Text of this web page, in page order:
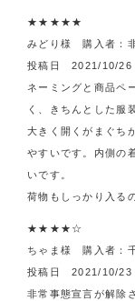
★★★★★
みどり様 購入者：
投稿日 2021/10/26
ネーミングと商品ペ
く、きちんとした服
大きく開くがまぐち
やすいです。内側の
いです。
荷物もしっかり入る
★★★★☆
ちゃま様 購入者：
投稿日 2021/10/23
非常事態宣言が解除